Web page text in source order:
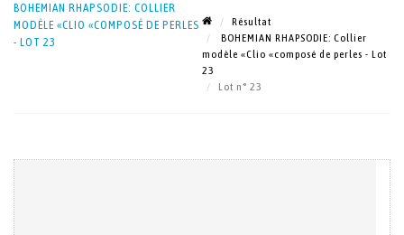
BOHEMIAN RHAPSODIE: COLLIER
MODÈLE «CLIO «COMPOSÉ DE PERLES
- LOT 23
Résultat
BOHEMIAN RHAPSODIE: Collier
modèle «Clio «composé de perles - Lot
23
Lot n° 23